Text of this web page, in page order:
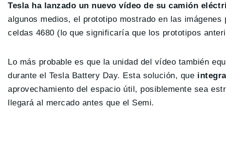
Tesla ha lanzado un nuevo vídeo de su camión
algunos medios, el prototipo mostrado en las
celdas 4680 (lo que significaría que los prototipos
Lo más probable es que la unidad del vídeo también
durante el Tesla Battery Day. Esta solución, que
aprovechamiento del espacio útil, posiblemente sea
llegará al mercado antes que el Semi.